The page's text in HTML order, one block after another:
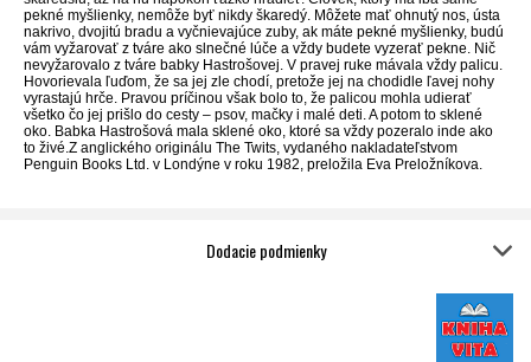
pekné myšlienky, nemôže byť nikdy škaredý. Môžete mať ohnutý nos, ústa
nakrivo, dvojitú bradu a vyčnievajúce zuby, ak máte pekné myšlienky, budú
vám vyžarovať z tváre ako slnečné lúče a vždy budete vyzerať pekne. Nič
nevyžarovalo z tváre babky Hastrošovej. V pravej ruke mávala vždy palicu.
Hovorievala ľuďom, že sa jej zle chodí, pretože jej na chodidle ľavej nohy
vyrastajú hrče. Pravou príčinou však bolo to, že palicou mohla udierať
všetko čo jej prišlo do cesty – psov, mačky i malé deti. A potom to sklené
oko. Babka Hastrošová mala sklené oko, ktoré sa vždy pozeralo inde ako
to živé.Z anglického originálu The Twits, vydaného nakladateľstvom
Penguin Books Ltd. v Londýne v roku 1982, preložila Eva Preložníkova.
Dodacie podmienky